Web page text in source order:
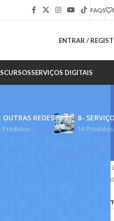
FAQS
ENTRAR /
CURSOSSERVIÇOS DIGITAIS
OUTRAS REDES
Produtos
8-
14 Produtos
já consolidada. A Alpha realiza
garantindo posse completa